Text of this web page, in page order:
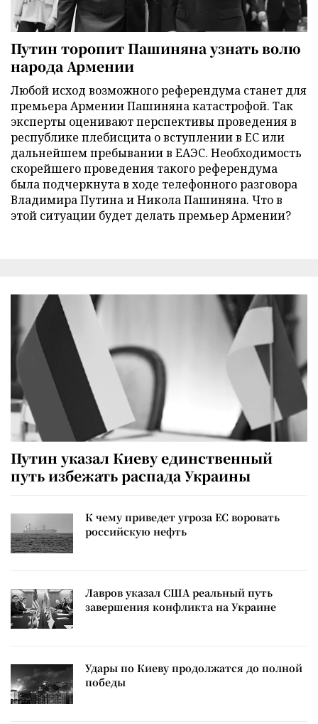
Путин торопит Пашиняна узнать волю
народа Армении
Любой исход возможного референдума станет для
премьера Армении Пашиняна катастрофой. Так
эксперты оценивают перспективы проведения в
республике плебисцита о вступлении в ЕС или
дальнейшем пребывании в ЕАЭС. Необходимость
скорейшего проведения такого референдума
была подчеркнута в ходе телефонного разговора
Владимира Путина и Никола Пашиняна. Что в
этой ситуации будет делать премьер Армении?
Путин указал Киеву единственный
путь избежать распада Украины
К чему приведет угроза ЕС воровать
российскую нефть
Лавров указал США реальный путь
завершения конфликта на Украине
Удары по Киеву продолжатся до полной
победы